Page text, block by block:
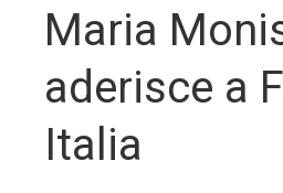
Maria
aderisce a
Italia